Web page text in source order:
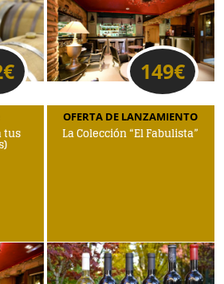
€ 149€
tus
OFERTA DE LANZAMIENTO
La Colección “El Fabulista”